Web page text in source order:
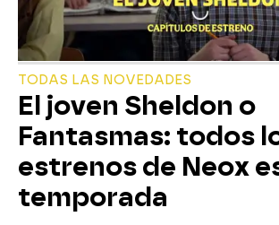
TODAS LAS NOVEDADES
El joven Sheldon o
Fantasmas: todos
estrenos de Neox
temporada